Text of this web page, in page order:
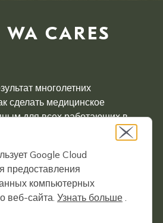
CARES
многолетних
сделать медицинское
для всех работающих в
государственной программой
ухода, WA Cares
для всех работающих
ранее существовавших
— первый штат в стране,
для широкого среднего
к долгосрочному уходу, не
Google Cloud
предоставления
компьютерных
веб-сайта. Узнать больше.